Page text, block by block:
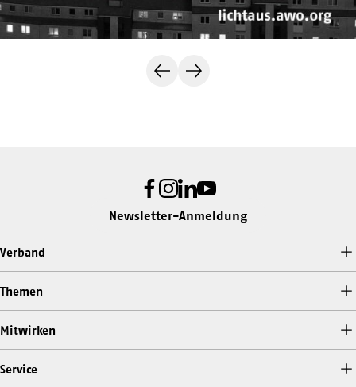
VorherigeNächste
Facebook
Instagram
LinkedIn
Youtube
Newsletter-Anmeldung
Verband
Themen
Mitwirken
Service